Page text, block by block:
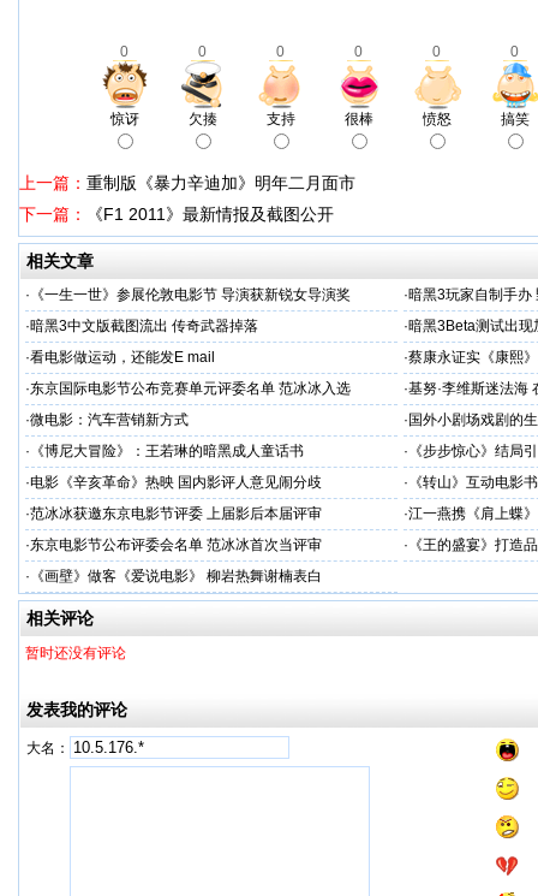
0 0 0 0 0 0
惊讶 欠揍 支持 很棒 愤怒 搞笑
上一篇： 重制版《暴力辛迪加》明年二月面市
下一篇：
《F1 2011》最新情报及截图公开
相关文章
· 《一生一世》参展伦敦电影节 导演获新锐女导演奖 ·暗黑3玩家自制手办
·暗黑3中文版截图流出 传奇武器掉落 ·暗黑3Beta测试出现
·看电影做运动，还能发E mail ·蔡康永证实《康熙
·东京国际电影节公布竞赛单元评委名单 范冰冰入选 ·基努·李维斯迷法海
·微电影：汽车营销新方式 · 国外小剧场戏剧的
· 《博尼大冒险》：王若琳的暗黑成人童话书 · 《步步惊心》结局
·电影《辛亥革命》热映 国内影评人意见闹分歧 · 《转山》互动电影
·范冰冰获邀东京电影节评委 上届影后本届评审 ·江一燕携《肩上蝶
·东京电影节公布评委会名单 范冰冰首次当评审 · 《王的盛宴》打造
· 《画壁》做客《爱说电影》 柳岩热舞谢楠表白
相关评论
暂时还没有评论
发表我的评论
大名：